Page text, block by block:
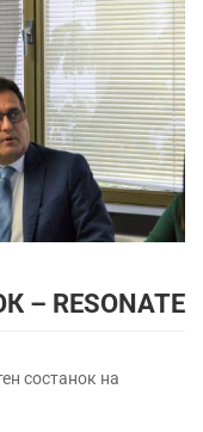
RESONATE
состанок на